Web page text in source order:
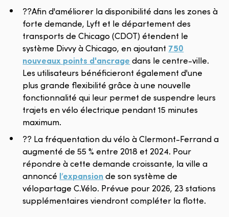
??Afin d'améliorer la disponibilité dans les zones à
forte demande, Lyft et le département des
transports de Chicago (CDOT) étendent le
système Divvy à Chicago, en ajoutant 750
nouveaux points d'ancrage dans le centre-ville.
Les utilisateurs bénéficieront également d'une
plus grande flexibilité grâce à une nouvelle
fonctionnalité qui leur permet de suspendre leurs
trajets en vélo électrique pendant 15 minutes
maximum.
?? La fréquentation du vélo à Clermont-Ferrand a
augmenté de 55 % entre 2018 et 2024. Pour
répondre à cette demande croissante, la ville a
annoncé l’expansionde son système de
vélopartage C.Vélo. Prévue pour 2026, 23 stations
supplémentaires viendront compléter la flotte.